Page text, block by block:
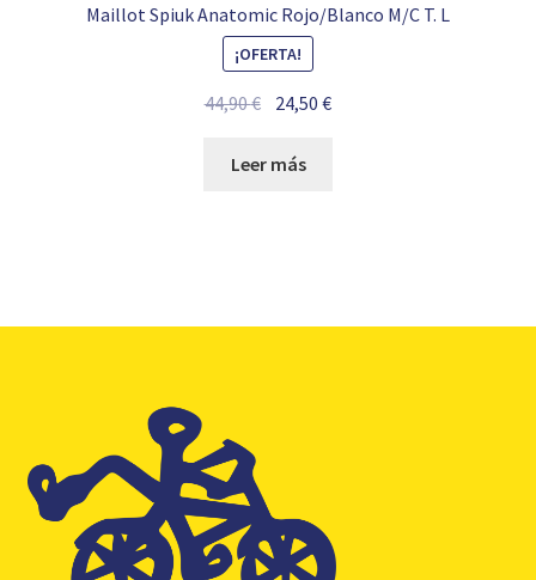
Maillot Spiuk Anatomic Rojo/Blanco M/C T. L
¡OFERTA!
44,90€ El
original
24,50€El
Leer más